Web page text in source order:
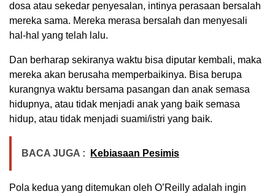
dosa atau sekedar penyesalan, intinya perasaan bersalah
mereka sama. Mereka merasa bersalah dan menyesali
hal-hal yang telah lalu.
Dan berharap sekiranya waktu bisa diputar kembali, maka
mereka akan berusaha memperbaikinya. Bisa berupa
kurangnya waktu bersama pasangan dan anak semasa
hidupnya, atau tidak menjadi anak yang baik semasa
hidup, atau tidak menjadi suami/istri yang baik.
BACA JUGA : Kebiasaan Pesimis
Pola kedua yang ditemukan oleh O’Reilly adalah ingin